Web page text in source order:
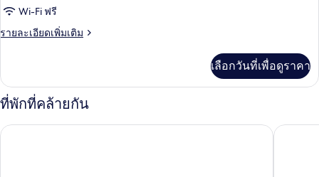
Wi-Fi ฟรี
รายละเอียดเพิ่มเติม
ราย
เกี่ยว
กับ
ห้อง
พี
เลือกวันที่เพื่อดูราคา
ที่พักที่คล้ายกัน
ไอบิส บัดเจ็ท สิงคโปร์ คริสตัล ไอบิส บัด